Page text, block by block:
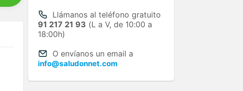
Llámanos al teléfono gratuito
91 217 21 93 (L a V, de 10:00 a
18:00h)
O envíanos un email a
info@saludonnet.com